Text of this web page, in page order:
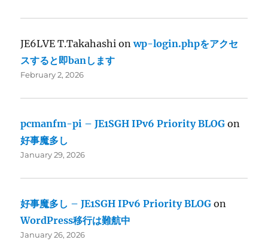
JE6LVE T.Takahashi onwp-login.phpをアクセ
スすると即banします
February 2, 2026
pcmanfm-pi – JE1SGH IPv6 Priority BLOG on
好事魔多し
January 29, 2026
好事魔多し – JE1SGH IPv6 Priority BLOG on
WordPress移行は難航中
January 26, 2026